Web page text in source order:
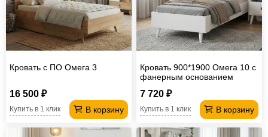
Кровать с ПО Омега 3
16 500 ₽
В корзину
Купить в 1 клик
Кровать 900*1900 Омега 10 с
фанерным основанием
7 720 ₽
В корзину
Купить в 1 клик